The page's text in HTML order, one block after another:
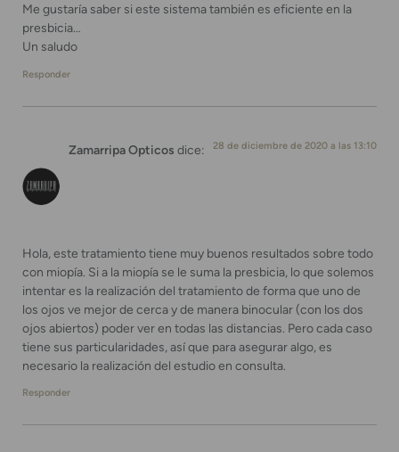
Me gustaría saber si este sistema también es eficiente en la
presbicia…
Un saludo
Responder
Zamarripa Opticos dice: 28 de diciembre de 2020 a las 13:10
Hola, este tratamiento tiene muy buenos resultados sobre todo
con miopía. Si a la miopía se le suma la presbicia, lo que solemos
intentar es la realización del tratamiento de forma que uno de
los ojos ve mejor de cerca y de manera binocular (con los dos
ojos abiertos) poder ver en todas las distancias. Pero cada caso
tiene sus particularidades, así que para asegurar algo, es
necesario la realización del estudio en consulta.
Responder